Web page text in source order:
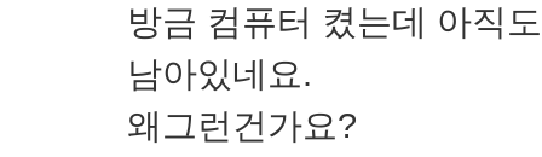
방금 컴퓨터 켰는데 아직
남아있네요.
왜그런건가요?